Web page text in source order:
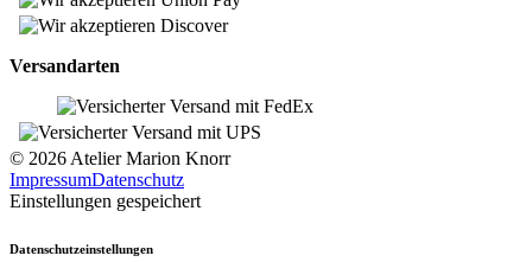
Versandarten
© 2026 Atelier Marion Knorr
ImpressumDatenschutz
Einstellungen gespeichert
Datenschutzeinstellungen